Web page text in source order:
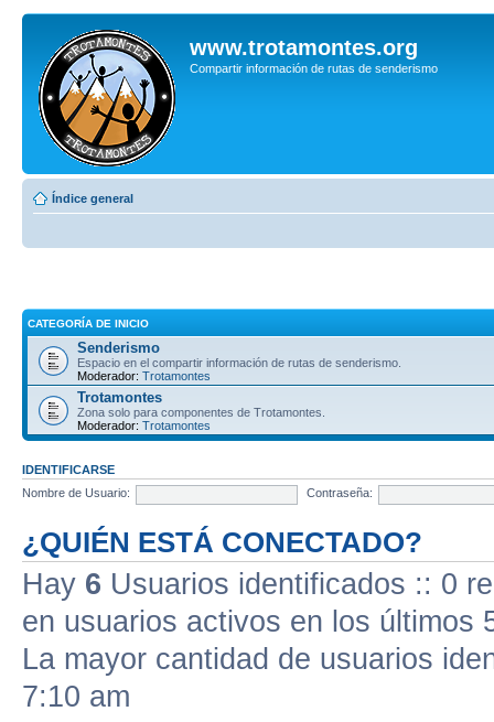
www.trotamontes.org
Compartir información de rutas de senderismo
Índice general
CATEGORÍA DE INICIO
Senderismo
Espacio en el compartir información de rutas de senderismo.
Moderador: Trotamontes
Trotamontes
Zona solo para componentes de Trotamontes.
Moderador: Trotamontes
IDENTIFICARSE
Nombre de Usuario:
Contraseña:
¿QUIÉN ESTÁ CONECTADO?
Hay 6 Usuarios identificados :: 0
en usuarios activos en los últimos
La mayor cantidad de usuarios
7:10 am